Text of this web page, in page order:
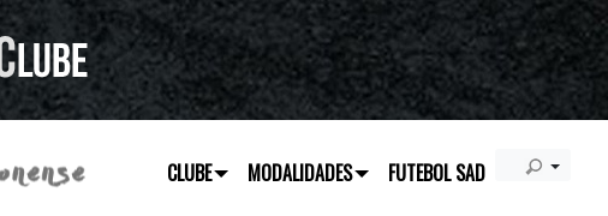
CLUBE MODALIDADES FUTEBOL SAD